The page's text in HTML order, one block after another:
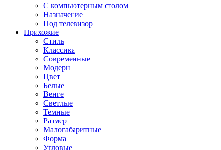
С компьютерным столом
Назначение
Под телевизор
Прихожие
Стиль
Классика
Современные
Модерн
Цвет
Белые
Венге
Светлые
Темные
Размер
Малогабаритные
Форма
Угловые